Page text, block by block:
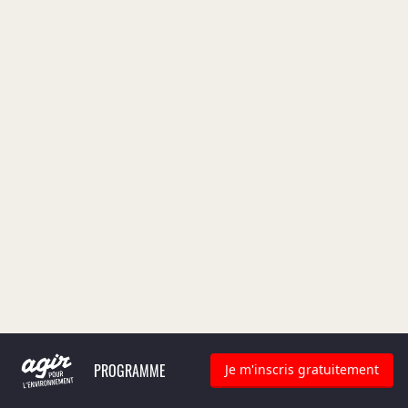
PROGRAMME Je m'inscris gratuitement